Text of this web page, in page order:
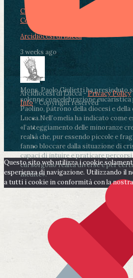
Condividi su Facebook
Condividi su LinkedIn
Arcidiocesi di Lucca
3 weeks ago
Mons. Paolo Giulietti ha presieduto
solenne concelebrazione eucaristica
Paolino, patrono della diocesi e
Lucca.Nell’omelia ha indicato come
«l’atteggiamento delle minoranze
realtà che, pur essendo piccole e
fanno bloccare dalla situazione di
capaci di intuire e praticare percorsi
cui sorgono realtà diverse e per
inedite».
Arcidiocesi di Lucca -Privacy Policy
Info- Copyright reserved
Questo sito web utilizza i cookie
esperienza di navigazione. Utilizzando il
a tutti i cookie in conformità con la